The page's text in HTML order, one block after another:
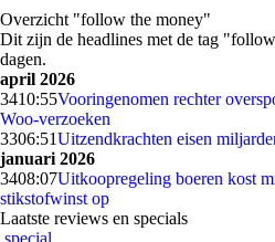
Overzicht "follow the money"
Dit zijn de headlines met de tag
dagen.
april 2026
3410:55Vooringenomen rechter
Woo-verzoeken
3306:51Uitzendkrachten eisen
januari 2026
3408:07Uitkoopregeling boeren kost
stikstofwinst op
Laatste reviews en specials
special